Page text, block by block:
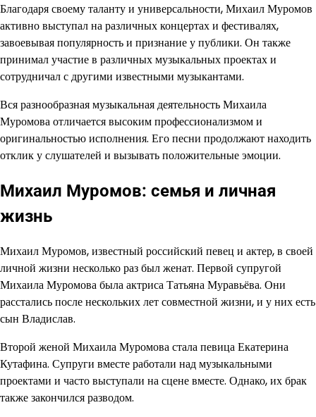
Благодаря своему таланту и универсальности, Михаил Муромов
активно выступал на различных концертах и фестивалях,
завоевывая популярность и признание у публики. Он также
принимал участие в различных музыкальных проектах и
сотрудничал с другими известными музыкантами.
Вся разнообразная музыкальная деятельность Михаила
Муромова отличается высоким профессионализмом и
оригинальностью исполнения. Его песни продолжают находить
отклик у слушателей и вызывать положительные эмоции.
Михаил Муромов: семья и личная
жизнь
Михаил Муромов, известный российский певец и актер, в своей
личной жизни несколько раз был женат. Первой супругой
Михаила Муромова была актриса Татьяна Муравьёва. Они
расстались после нескольких лет совместной жизни, и у них есть
сын Владислав.
Второй женой Михаила Муромова стала певица Екатерина
Кутафина. Супруги вместе работали над музыкальными
проектами и часто выступали на сцене вместе. Однако, их брак
также закончился разводом.